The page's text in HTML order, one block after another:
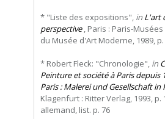
* "Liste des expositions", in L'art
perspective, Paris : Paris-
du Musée d'Art Moderne, 1989, p.
* Robert Fleck: "Chronologie", in
Peinture et société à Paris depuis
Paris : Malerei und Gesellschaft in
Klagenfurt : Ritter Verlag, 1993, p.
allemand, list. p. 76